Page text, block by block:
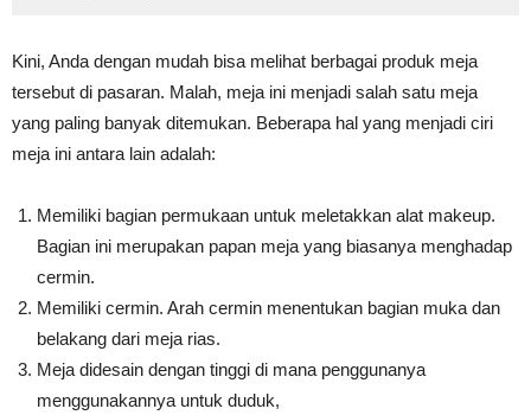
Kini, Anda dengan mudah bisa melihat berbagai produk meja
tersebut di pasaran. Malah, meja ini menjadi salah satu meja
yang paling banyak ditemukan. Beberapa hal yang menjadi ciri
meja ini antara lain adalah:
Memiliki bagian permukaan untuk meletakkan alat makeup.
Bagian ini merupakan papan meja yang biasanya menghadap
cermin.
Memiliki cermin. Arah cermin menentukan bagian muka dan
belakang dari meja rias.
Meja didesain dengan tinggi di mana penggunanya
menggunakannya untuk duduk,